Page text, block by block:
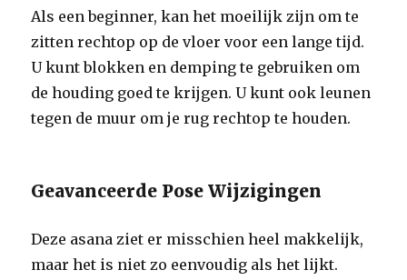
Als een beginner, kan het moeilijk zijn om te
zitten rechtop op de vloer voor een lange tijd.
U kunt blokken en demping te gebruiken om
de houding goed te krijgen. U kunt ook leunen
tegen de muur om je rug rechtop te houden.
Geavanceerde Pose Wijzigingen
Deze asana ziet er misschien heel makkelijk,
maar het is niet zo eenvoudig als het lijkt.